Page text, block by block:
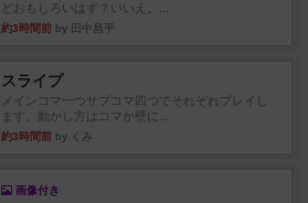
どおもしろいはず？いいえ。...
約3時間前 by 田中昌平
スライプ
メインコマ一つサブコマ四つでそれぞれプレイし
ます。動かし方はコマか壁に...
約3時間前 by くみ
画像付き